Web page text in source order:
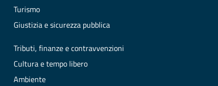
Turismo
Giustizia e sicurezza pubblica
Tributi, finanze e contravvenzioni
Cultura e tempo libero
Ambiente